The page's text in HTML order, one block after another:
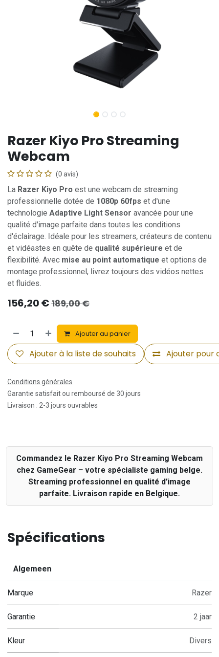
Razer Kiyo Pro Streaming
Webcam
(0 avis)
La Razer Kiyo Pro est une webcam de streaming
professionnelle dotée de 1080p 60fps et d'une
technologie Adaptive Light Sensor avancée pour une
qualité d'image parfaite dans toutes les conditions
d'éclairage. Idéale pour les streamers, créateurs de contenu
et vidéastes en quête de qualité supérieure et de
flexibilité. Avec mise au point automatique et options de
montage professionnel, livrez toujours des vidéos nettes
et fluides.
156,20€ 189,00€
Ajouter au panier
Ajouter pour
Ajouter à la liste de souhaits
Conditions générales
Garantie satisfait ou remboursé de 30 jours
Livraison : 2-3 jours ouvrables
Commandez le Razer Kiyo Pro Streaming Webcam
chez GameGear – votre spécialiste gaming belge.
Streaming professionnel en qualité d'image
parfaite. Livraison rapide en Belgique.
Spécifications
Algemeen
Marque Razer
Garantie 2 jaar
Kleur Divers